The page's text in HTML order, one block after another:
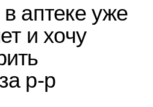
аптеке уже
и хочу
р-р